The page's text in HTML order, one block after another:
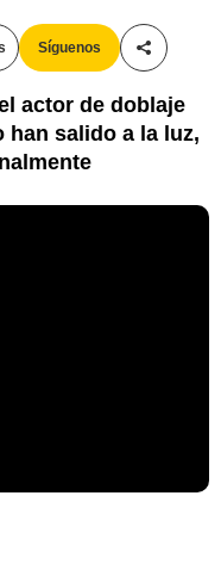
Síguenos
actor de doblaje
han salido a la luz,